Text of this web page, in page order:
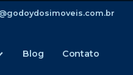
Blog Contato